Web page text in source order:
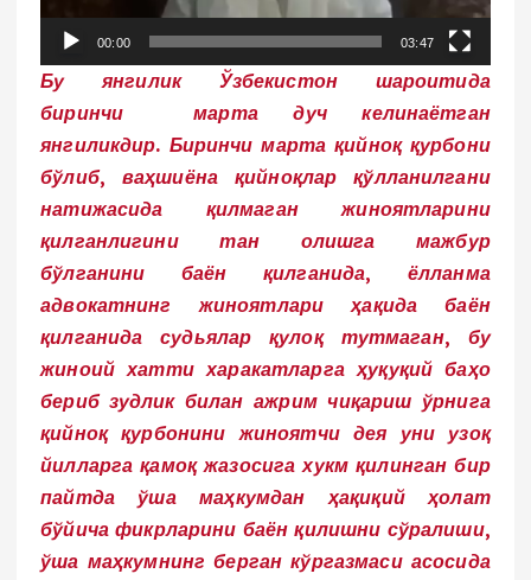
r
00:00 03:47
Бу янгилик Ўзбекистон шароитида
биринчи марта дуч келинаётган
янгиликдир. Биринчи марта қийноқ қурбони
бўлиб, ваҳшиёна қийноқлар қўлланилгани
натижасида қилмаган жиноятларини
қилганлигини тан олишга мажбур
бўлганини баён қилганида, ёлланма
адвокатнинг жиноятлари ҳақида баён
қилганида судьялар қулоқ тутмаган, бу
жиноий хатти харакатларга ҳуқуқий баҳо
бериб зудлик билан ажрим чиқариш ўрнига
қийноқ қурбонини жиноятчи дея уни узоқ
йилларга қамоқ жазосига хукм қилинган бир
пайтда ўша маҳкумдан ҳақиқий ҳолат
бўйича фикрларини баён қилишни сўралиши,
ўша маҳкумнинг берган кўргазмаси асосида